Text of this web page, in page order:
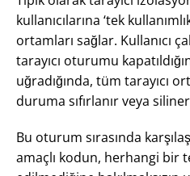
kullanıcılarına ‘tek
ortamları sağlar. Kullanıcı
tarayıcı oturumu
uğradığında, tüm tarayıcı
duruma sıfırlanır veya
Bu oturum sırasında
amaçlı kodun, herhangi bir